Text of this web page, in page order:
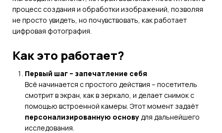
процесс создания и обработки изображений, позволяя
не просто увидеть, но почувствовать, как работает
цифровая фотография.
Как это работает?
Первый шаг – запечатление себя
Всё начинается с простого действия – посетитель
смотрит в экран, как в зеркало, и делает снимок с
помощью встроенной камеры. Этот момент задаёт
персонализированную основу для дальнейшего
исследования.